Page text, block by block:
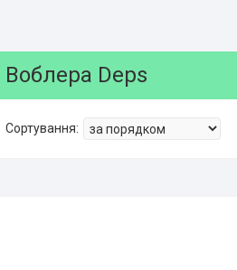
Воблера Deps